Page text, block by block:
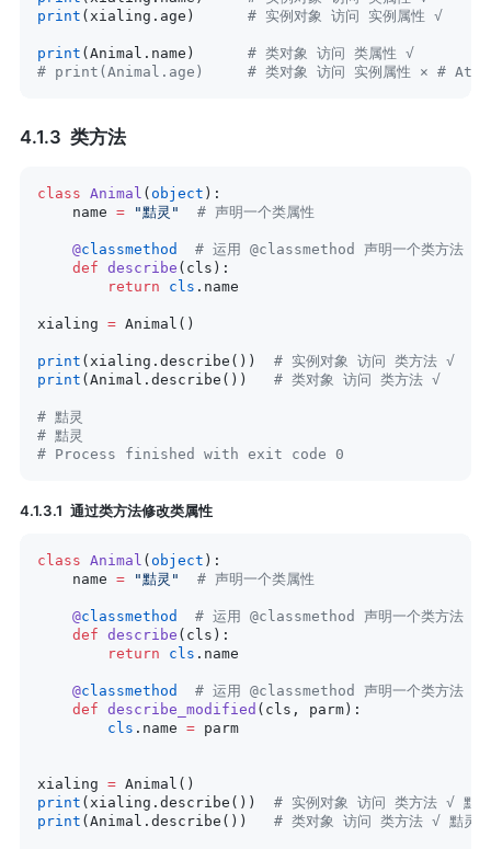
print (xialing.age) # 实例对象 访问 实例属性 √
print (Animal.name) # 类对象 访问 类属性 √
# print(Animal.age)     # 类对象 访问 实例属性 × #
类方法
class Animal (object ):
    name
= "黠灵"
  # 声明一个类属性
    @
classmethod
  # 运用 @classmethod 声明一个类方法
    def
describe (cls):
        return
cls .name
xialing = Animal()
print (xialing.describe()) # 实例对象 访问 类方法 √
print (Animal.describe()) # 类对象 访问 类方法 √
# 黠灵
# 黠灵
# Process finished with exit code 0
通过类方法修改类属性
class Animal ( object ):
    name
= "黠灵"
  # 声明一个类属性
    @
classmethod
  # 运用 @classmethod 声明一个类方法
    def
describe (cls):
        return
cls .name
    @
classmethod
  # 运用 @classmethod 声明一个类方法
    def
describe_modified (cls, parm):
        cls
.name = parm
xialing = Animal()
print (xialing.describe()) # 实例对象 访问 类方法 √ 黠灵
print (Animal.describe()) # 类对象 访问 类方法 √ 黠灵